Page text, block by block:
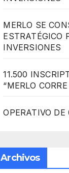
MERLO SE
ESTRATÉGICO
INVERSIONES
11.500
“MERLO
OPERATIVO DE
Archivos